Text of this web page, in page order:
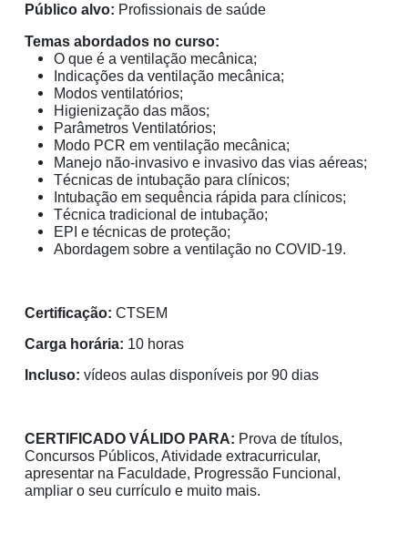
Público alvo: Profissionais de saúde
Temas abordados no curso:
O que é a ventilação mecânica;
Indicações da ventilação mecânica;
Modos ventilatórios;
Higienização das mãos;
Parâmetros Ventilatórios;
Modo PCR em ventilação mecânica;
Manejo não-invasivo e invasivo das vias aéreas;
Técnicas de intubação para clínicos;
Intubação em sequência rápida para clínicos;
Técnica tradicional de intubação;
EPI e técnicas de proteção;
Abordagem sobre a ventilação no COVID-19.
Certificação: CTSEM
Carga horária: 10 horas
Incluso: vídeos aulas disponíveis por 90 dias
CERTIFICADO VÁLIDO PARA: Prova de títulos,
Concursos Públicos, Atividade extracurricular,
apresentar na Faculdade, Progressão Funcional,
ampliar o seu currículo e muito mais.